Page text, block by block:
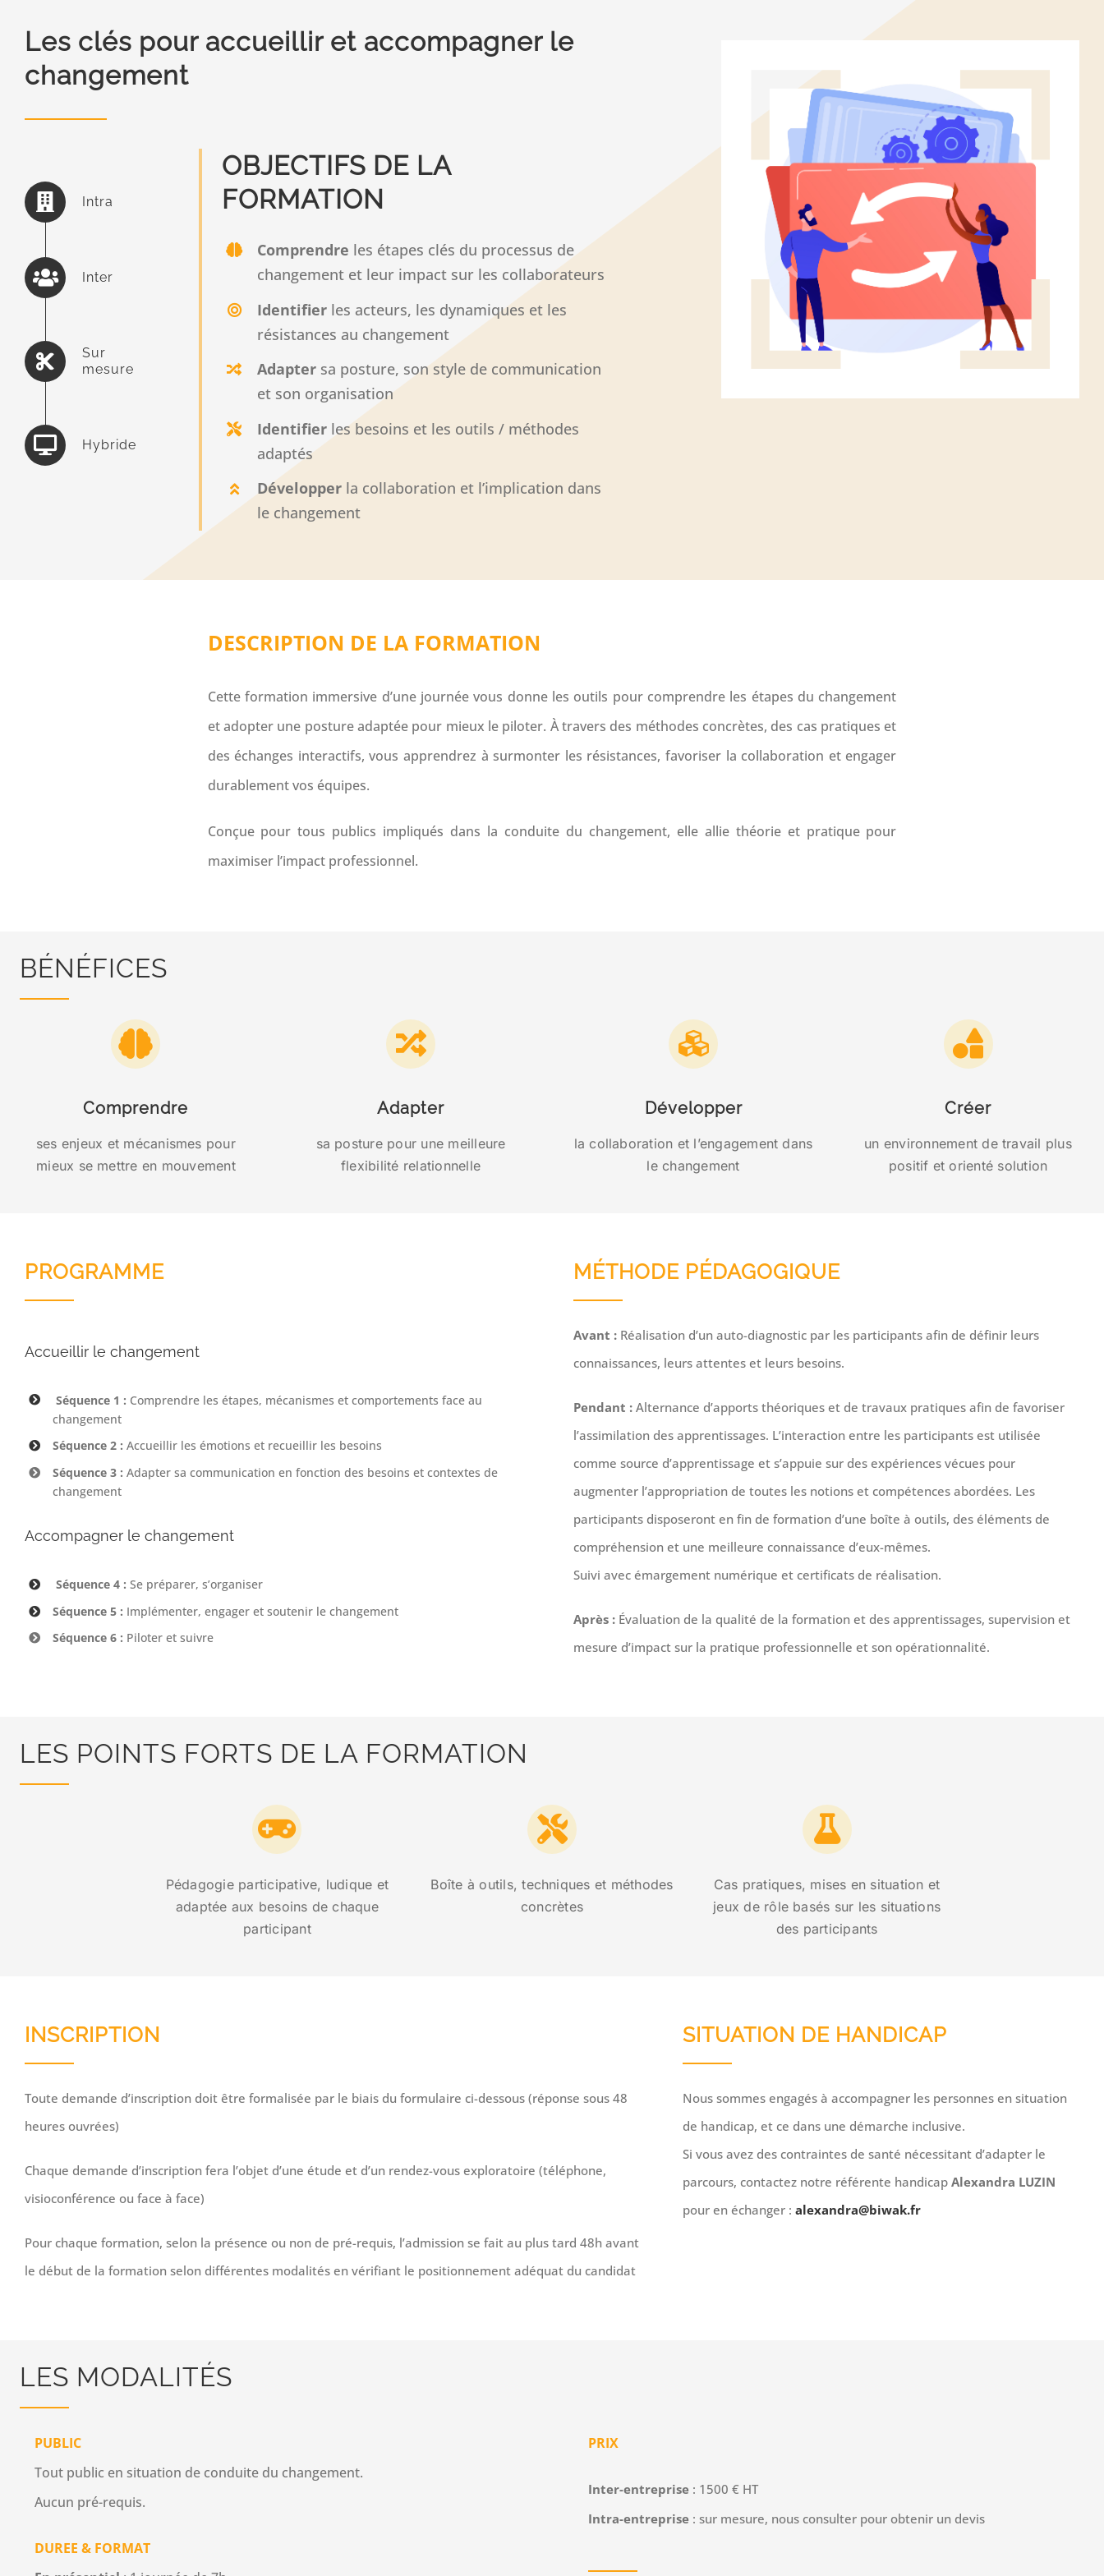
Les clés pour accueillir et accompagner le
changement
Intra
Inter
Sur
mesure
Hybride
OBJECTIFS DE LA
FORMATION
Comprendre les étapes clés du processus de
changement et leur impact sur les collaborateurs
Identifier les acteurs, les dynamiques et les
résistances au changement
Adapter sa posture, son style de communication
et son organisation
Identifier les besoins et les outils / méthodes
adaptés
Développer la collaboration et l’implication dans
le changement
DESCRIPTION DE LA FORMATION
Cette formation immersive d’une journée vous donne les outils pour comprendre les étapes du changement
et adopter une posture adaptée pour mieux le piloter. À travers des méthodes concrètes, des cas pratiques et
des échanges interactifs, vous apprendrez à surmonter les résistances, favoriser la collaboration et engager
durablement vos équipes.
Conçue pour tous publics impliqués dans la conduite du changement, elle allie théorie et pratique pour
maximiser l’impact professionnel.
BÉNÉFICES
Comprendre
ses enjeux et mécanismes pour
mieux se mettre en mouvement
Adapter
sa posture pour une meilleure
flexibilité relationnelle
Développer
la collaboration et l’engagement dans
le changement
Créer
un environnement de travail plus
positif et orienté solution
PROGRAMME
Accueillir le changement
Séquence 1 : Comprendre les étapes, mécanismes et comportements face au
changement
Séquence 2 : Accueillir les émotions et recueillir les besoins
Séquence 3 : Adapter sa communication en fonction des besoins et contextes de
changement
Accompagner le changement
Séquence 4 : Se préparer, s’organiser
Séquence 5 : Implémenter, engager et soutenir le changement
Séquence 6 : Piloter et suivre
MÉTHODE PÉDAGOGIQUE
Avant :Réalisation d’un auto-diagnostic par les participants afin de définir leurs
connaissances, leurs attentes et leurs besoins.
Pendant :Alternance d’apports théoriques et de travaux pratiques afin de favoriser
l’assimilation des apprentissages. L’interaction entre les participants est utilisée
comme source d’apprentissage et s’appuie sur des expériences vécues pour
augmenter l’appropriation de toutes les notions et compétences abordées. Les
participants disposeront en fin de formation d’une boîte à outils, des éléments de
compréhension et une meilleure connaissance d’eux-mêmes.
Suivi avec émargement numérique et certificats de réalisation.
Après :Évaluation de la qualité de la formation et des apprentissages, supervision et
mesure d’impact sur la pratique professionnelle et son opérationnalité.
LES POINTS FORTS DE LA FORMATION
Pédagogie participative, ludique et
adaptée aux besoins de chaque
participant
Boîte à outils, techniques et méthodes
concrètes
Cas pratiques, mises en situation et
jeux de rôle basés sur les situations
des participants
INSCRIPTION
Toute demande d’inscription doit être formalisée par le biais du formulaire ci-dessous (réponse sous 48
heures ouvrées)
Chaque demande d’inscription fera l’objet d’une étude et d’un rendez-vous exploratoire (téléphone,
visioconférence ou face à face)
Pour chaque formation, selon la présence ou non de pré-requis, l’admission se fait au plus tard 48h avant
le début de la formation selon différentes modalités en vérifiant le positionnement adéquat du candidat
SITUATION DE HANDICAP
Nous sommes engagés à accompagner les personnes en situation
de handicap, et ce dans une démarche inclusive.
Si vous avez des contraintes de santé nécessitant d’adapter le
parcours, contactez notre référente handicapAlexandra LUZIN
pour en échanger :alexandra@biwak.fr
LES MODALITÉS
PUBLIC
Tout public en situation de conduite du changement.
Aucun pré-requis.
DUREE & FORMAT
PRIX
Inter-entreprise: 1500 € HT
Intra-entreprise: sur mesure, nous consulter pour obtenir un devis